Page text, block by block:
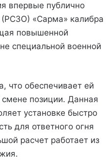
впервые публично
(РСЗО) «Сарма» калибра
повышенной
специальной военной
что обеспечивает ей
смене позиции. Данная
установке быстро
для ответного огня
расчет работает из